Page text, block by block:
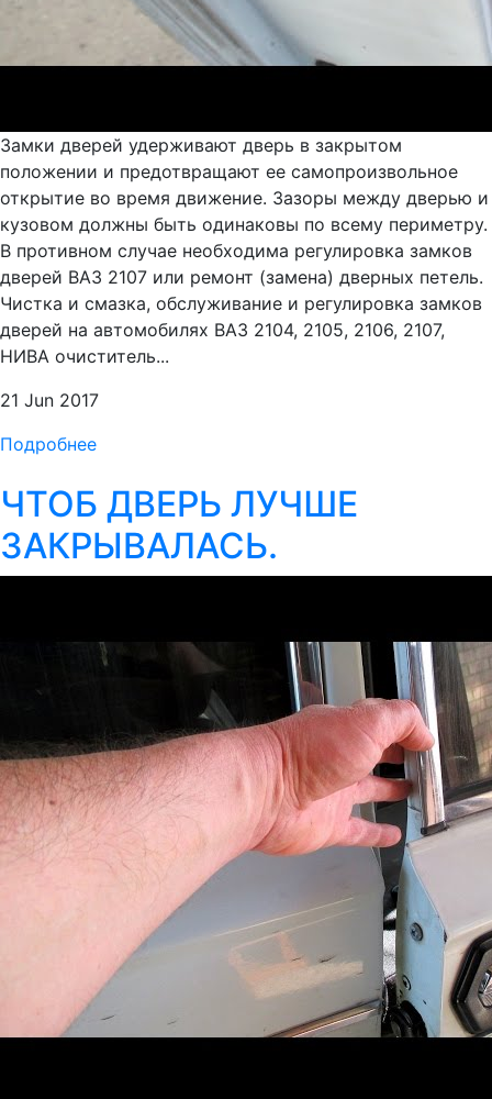
Замки дверей удерживают дверь в закрытом
положении и предотвращают ее самопроизвольное
открытие во время движение. Зазоры между дверью и
кузовом должны быть одинаковы по всему периметру.
В противном случае необходима регулировка замков
дверей ВАЗ 2107 или ремонт (замена) дверных петель.
Чистка и смазка, обслуживание и регулировка замков
дверей на автомобилях ВАЗ 2104, 2105, 2106, 2107,
НИВА очиститель...
21 Jun 2017
Подробнее
ЧТОБ ДВЕРЬ ЛУЧШЕ
ЗАКРЫВАЛАСЬ.